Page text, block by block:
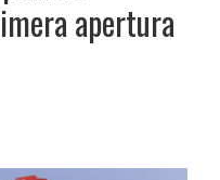
apertura